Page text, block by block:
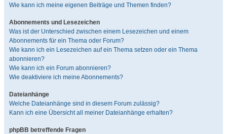
Wie kann ich meine eigenen Beiträge und Themen finden?
Abonnements und Lesezeichen
Was ist der Unterschied zwischen einem Lesezeichen und einem
Abonnements für ein Thema oder Forum?
Wie kann ich ein Lesezeichen auf ein Thema setzen oder ein Thema
abonnieren?
Wie kann ich ein Forum abonnieren?
Wie deaktiviere ich meine Abonnements?
Dateianhänge
Welche Dateianhänge sind in diesem Forum zulässig?
Kann ich eine Übersicht all meiner Dateianhänge erhalten?
phpBB betreffende Fragen